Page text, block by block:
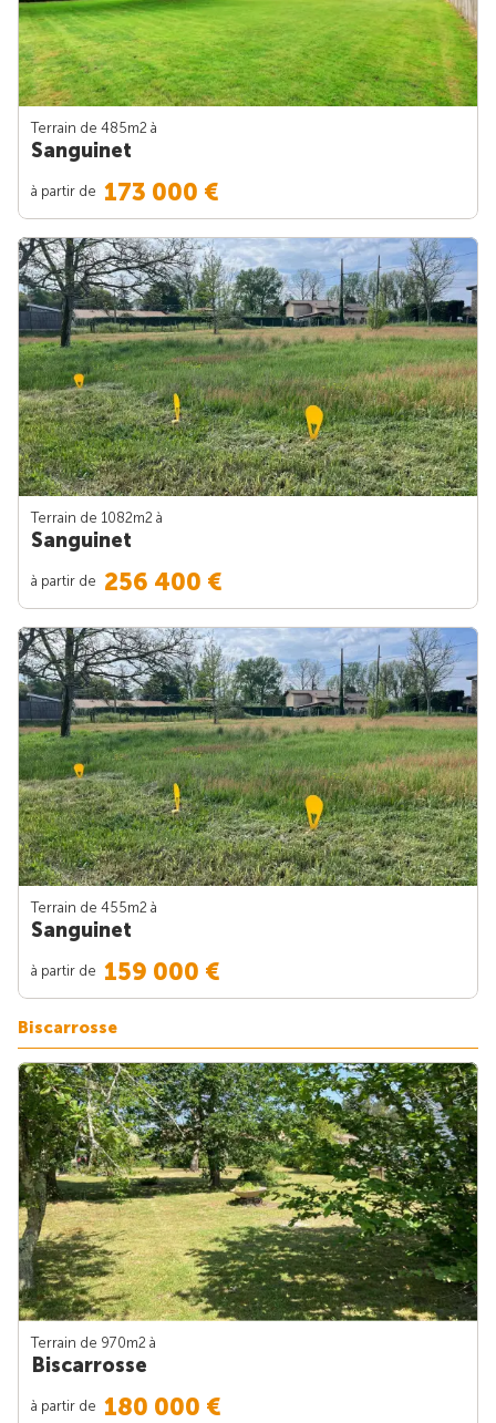
Terrain de 485m2 à
Sanguinet
à partir de 173 000 €
Terrain de 1082m2 à
Sanguinet
à partir de 256 400 €
Terrain de 455m2 à
Sanguinet
à partir de 159 000 €
Biscarrosse
Terrain de 970m2 à
Biscarrosse
à partir de 180 000 €